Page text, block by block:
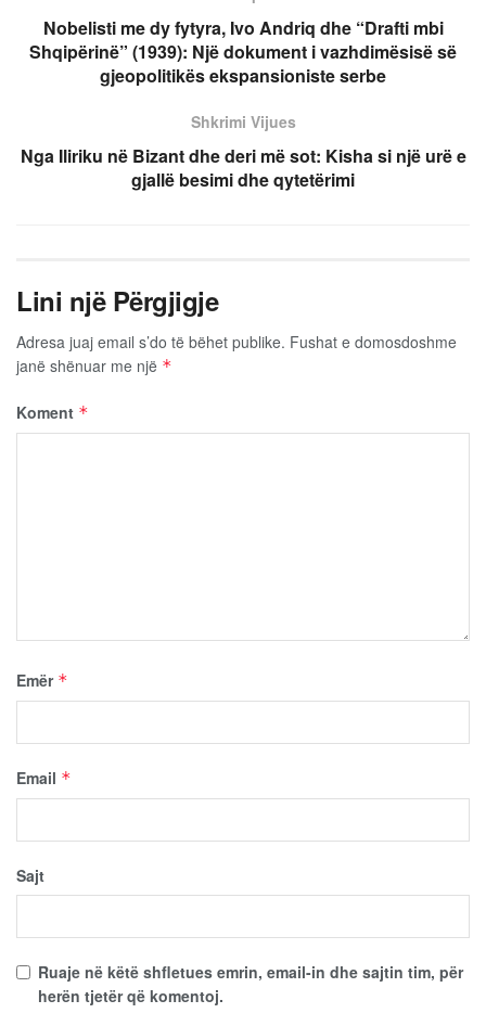
Nobelisti me dy fytyra, Ivo Andriq dhe “Drafti mbi
Shqipërinë” (1939): Një dokument i vazhdimësisë së
gjeopolitikës ekspansioniste serbe
Shkrimi Vijues
Nga Iliriku në Bizant dhe deri më sot: Kisha si një urë e
gjallë besimi dhe qytetërimi
Lini një Përgjigje
Adresa juaj email s’do të bëhet publike. Fushat e domosdoshme
janë shënuar me një *
Koment *
Emër *
Email *
Sajt
Ruaje në këtë shfletues emrin, email-in dhe sajtin tim, për
herën tjetër që komentoj.